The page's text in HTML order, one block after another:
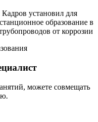
установил для
образование в
от коррозии
можете совмещать